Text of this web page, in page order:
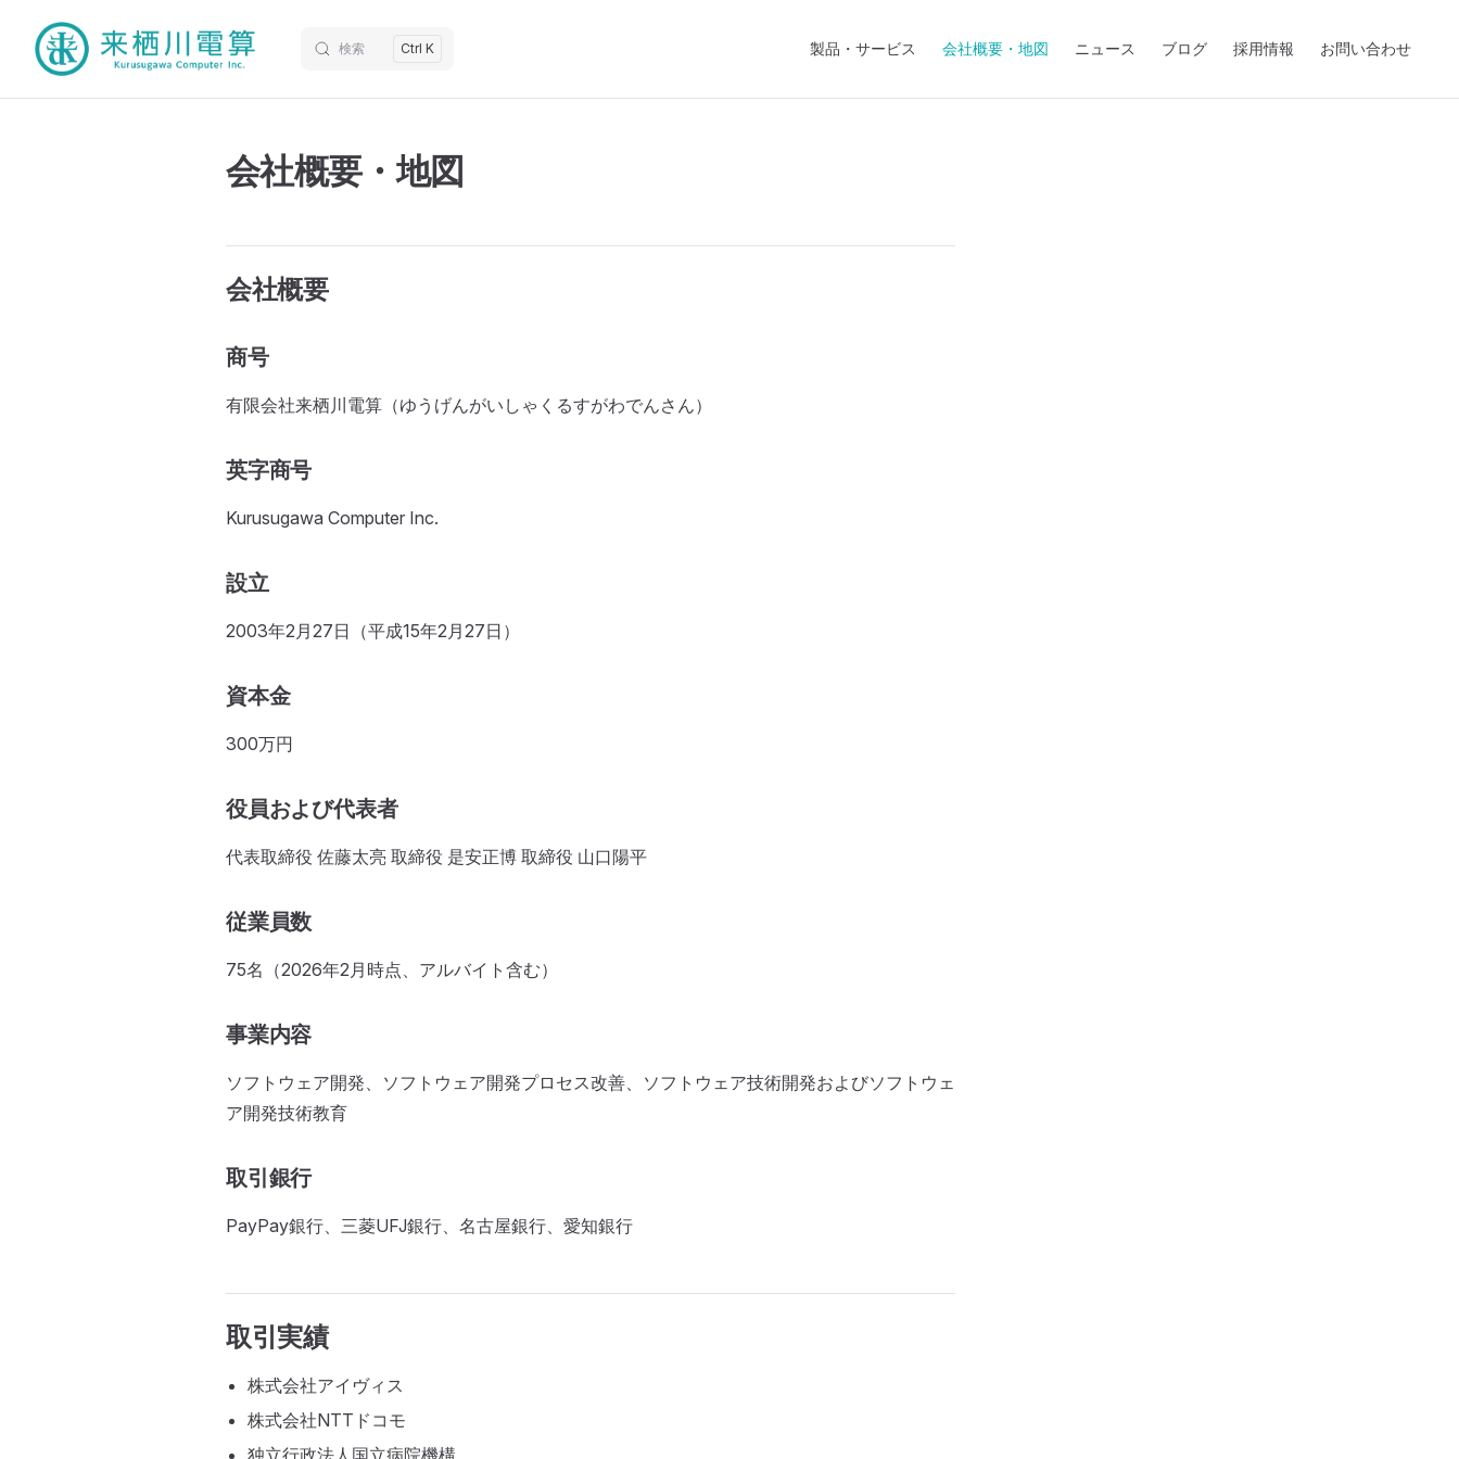
検索 Ctrl K 製品・サービス 会社概要・地図 ニュース ブログ 採用情報 お問い合わせ
会社概要・地図
会社概要
商号
有限会社来栖川電算（ゆうげんがいしゃくるすがわでんさん）
英字商号
Kurusugawa Computer Inc.
設立
2003年2月27日（平成15年2月27日）
資本金
300万円
役員および代表者
代表取締役 佐藤太亮 取締役 是安正博 取締役 山口陽平
従業員数
75名（2026年2月時点、アルバイト含む）
事業内容
ソフトウェア開発、ソフトウェア開発プロセス改善、ソフトウェア技術開発およびソフトウェ
ア開発技術教育
取引銀行
PayPay銀行、三菱UFJ銀行、名古屋銀行、愛知銀行
取引実績
株式会社アイヴィス
株式会社NTTドコモ
独立行政法人国立病院機構